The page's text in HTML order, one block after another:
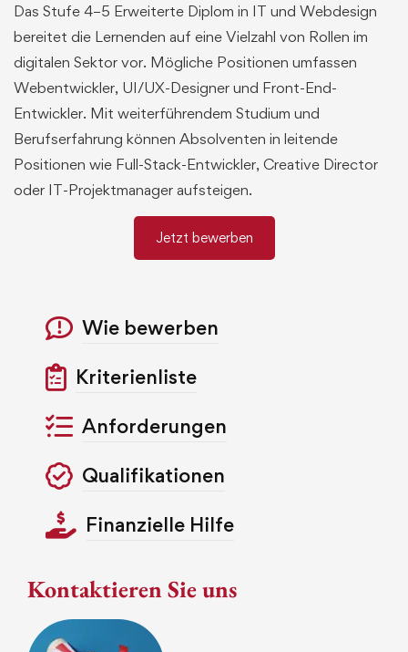
Das Stufe 4–5 Erweiterte Diplom in IT und Webdesign
bereitet die Lernenden auf eine Vielzahl von Rollen im
digitalen Sektor vor. Mögliche Positionen umfassen
Webentwickler, UI/UX-Designer und Front-End-
Entwickler. Mit weiterführendem Studium und
Berufserfahrung können Absolventen in leitende
Positionen wie Full-Stack-Entwickler, Creative Director
oder IT-Projektmanager aufsteigen.
Jetzt bewerben
Wie bewerben
Kriterienliste
Anforderungen
Qualifikationen
Finanzielle Hilfe
Kontaktieren Sie uns